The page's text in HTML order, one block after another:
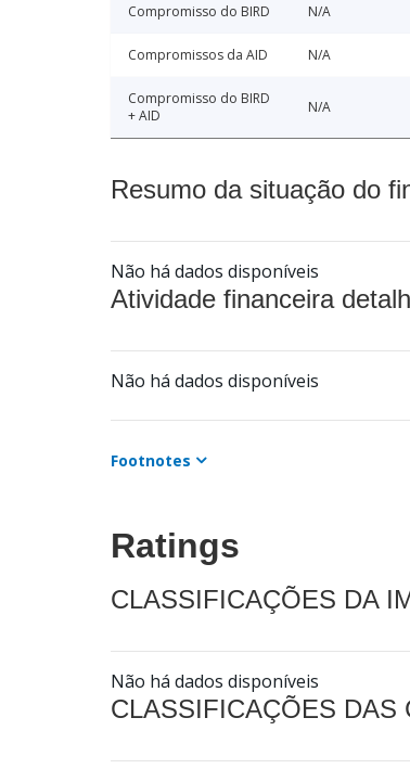
Compromisso do BIRD N/A
Compromissos da AID N/A
Compromisso do BIRD
+ AID
N/A
Resumo da situação do
Não há dados disponíveis
Atividade financeira
Não há dados disponíveis
Footnotes
Ratings
CLASSIFICAÇÕES DA
Não há dados disponíveis
CLASSIFICAÇÕES DAS